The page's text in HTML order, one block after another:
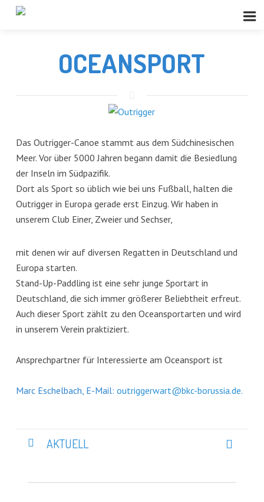
OCEANSPORT
Das Outrigger-Canoe stammt aus dem Südchinesischen
Meer. Vor über 5000 Jahren begann damit die Besiedlung
der Inseln im Südpazifik.
Dort als Sport so üblich wie bei uns Fußball, halten die
Outrigger in Europa gerade erst Einzug. Wir haben in
unserem Club Einer, Zweier und Sechser,
mit denen wir auf diversen Regatten in Deutschland und
Europa starten.
Stand-Up-Paddling ist eine sehr junge Sportart in
Deutschland, die sich immer größerer Beliebtheit erfreut.
Auch dieser Sport zählt zu den Oceansportarten und wird
in unserem Verein praktiziert.
Ansprechpartner für Interessierte am Oceansport ist
Marc Eschelbach, E-Mail: outriggerwart@bkc-borussia.de.
AKTUELL